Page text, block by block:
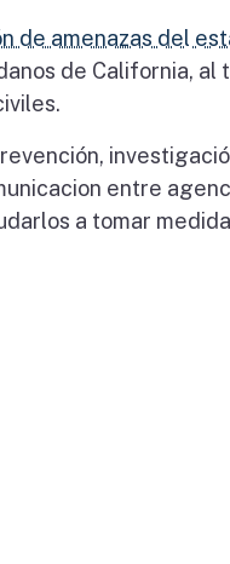
de amenazas del
de California,
entre
a tomar